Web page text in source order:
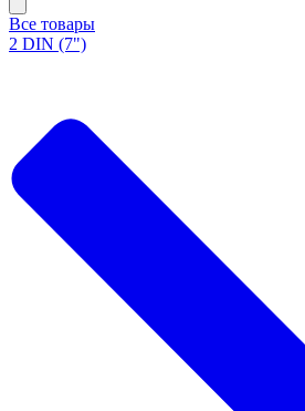
Все товары
2 DIN (7")